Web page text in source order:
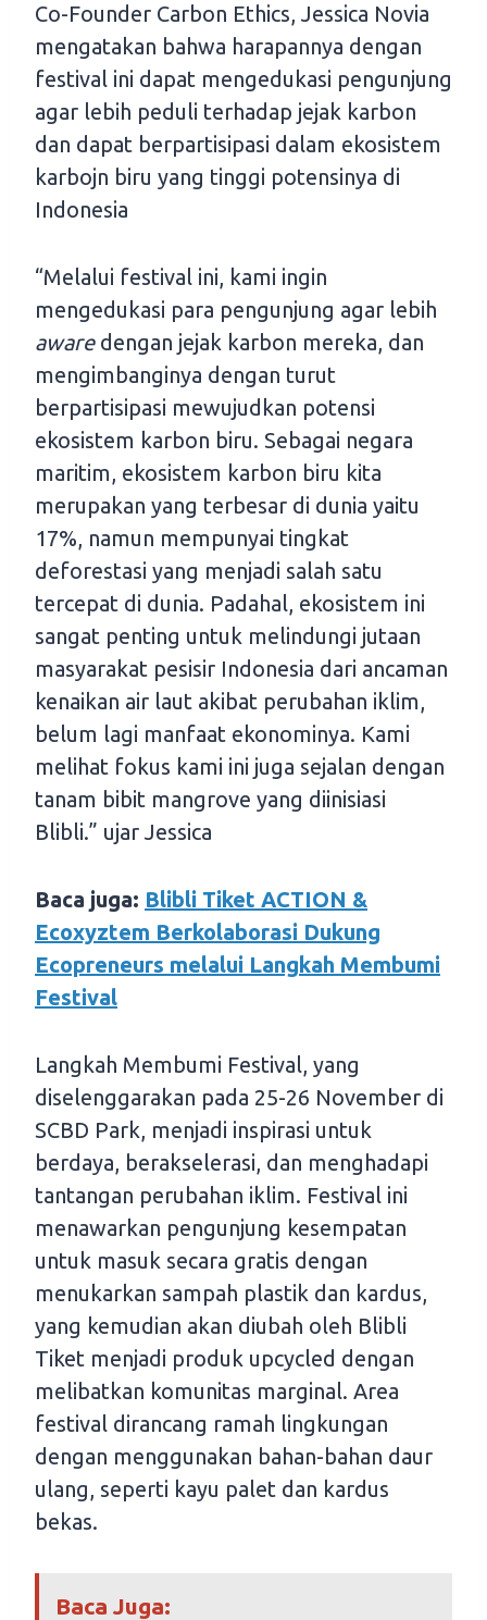
Co-Founder Carbon Ethics, Jessica Novia
mengatakan bahwa harapannya dengan
festival ini dapat mengedukasi pengunjung
agar lebih peduli terhadap jejak karbon
dan dapat berpartisipasi dalam ekosistem
karbojn biru yang tinggi potensinya di
Indonesia
“Melalui festival ini, kami ingin
mengedukasi para pengunjung agar lebih
awaredengan jejak karbon mereka, dan
mengimbanginya dengan turut
berpartisipasi mewujudkan potensi
ekosistem karbon biru. Sebagai negara
maritim, ekosistem karbon biru kita
merupakan yang terbesar di dunia yaitu
17%, namun mempunyai tingkat
deforestasi yang menjadi salah satu
tercepat di dunia. Padahal, ekosistem ini
sangat penting untuk melindungi jutaan
masyarakat pesisir Indonesia dari ancaman
kenaikan air laut akibat perubahan iklim,
belum lagi manfaat ekonominya. Kami
melihat fokus kami ini juga sejalan dengan
tanam bibit mangrove yang diinisiasi
Blibli.” ujar Jessica
Baca juga: Blibli Tiket ACTION &
Ecoxyztem Berkolaborasi Dukung
Ecopreneurs melalui Langkah Membumi
Festival
Langkah Membumi Festival, yang
diselenggarakan pada 25-26 November di
SCBD Park, menjadi inspirasi untuk
berdaya, berakselerasi, dan menghadapi
tantangan perubahan iklim. Festival ini
menawarkan pengunjung kesempatan
untuk masuk secara gratis dengan
menukarkan sampah plastik dan kardus,
yang kemudian akan diubah oleh Blibli
Tiket menjadi produk upcycled dengan
melibatkan komunitas marginal. Area
festival dirancang ramah lingkungan
dengan menggunakan bahan-bahan daur
ulang, seperti kayu palet dan kardus
bekas.
Baca Juga: